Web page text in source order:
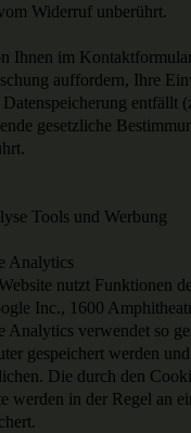
Widerruf unberührt.
Ihnen im
auffordern, Ihre
entfällt
gesetzliche
Tools und Werbung
Analytics
nutzt Funktionen
Inc., 1600
Analytics verwendet so
gespeichert werden
Die durch den
werden in der Regel an